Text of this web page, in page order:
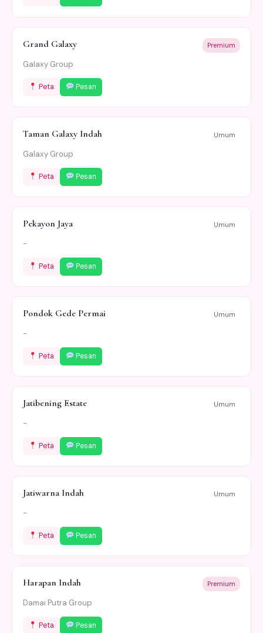
Grand Galaxy Premium
Galaxy Group
Peta Pesan
Taman Galaxy Indah Umum
Galaxy Group
Peta Pesan
Pekayon Jaya Umum
-
Peta Pesan
Pondok Gede Permai Umum
-
Peta Pesan
Jatibening Estate Umum
-
Peta Pesan
Jatiwarna Indah Umum
-
Peta Pesan
Harapan Indah Premium
Damai Putra Group
Peta Pesan